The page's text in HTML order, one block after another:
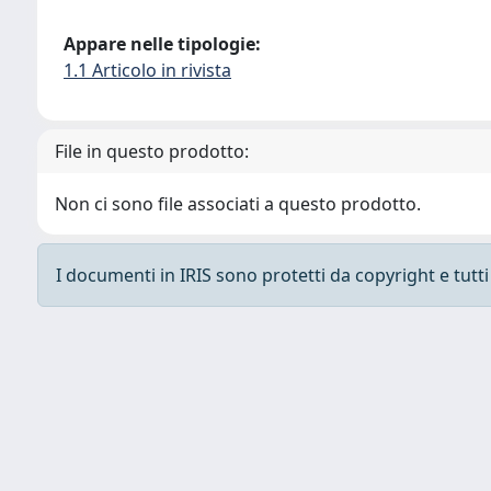
Appare nelle tipologie:
1.1 Articolo in rivista
File in questo prodotto:
Non ci sono file associati a questo prodotto.
I documenti in IRIS sono protetti da copyright e